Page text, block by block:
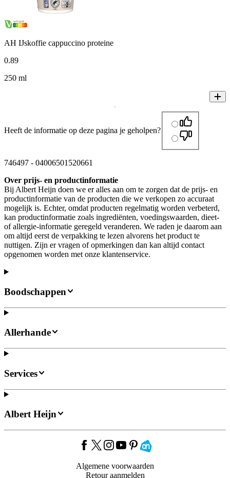
AH IJskoffie cappuccino proteine
0.89
250 ml
Heeft de informatie op deze pagina je geholpen?
746497 - 04006501520661
Over prijs- en productinformatie
Bij Albert Heijn doen we er alles aan om te zorgen dat de prijs- en
productinformatie van de producten die we verkopen zo accuraat
mogelijk is. Echter, omdat producten regelmatig worden verbeterd,
kan productinformatie zoals ingrediënten, voedingswaarden, dieet-
of allergie-informatie geregeld veranderen. We raden je daarom aan
om altijd eerst de verpakking te lezen alvorens het product te
nuttigen. Zijn er vragen of opmerkingen dan kan altijd contact
opgenomen worden met onze klantenservice.
Boodschappen
Allerhande
Services
Albert Heijn
Algemene voorwaarden
Retour aanmelden